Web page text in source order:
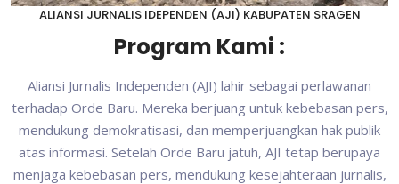
ALIANSI JURNALIS IDEPENDEN (AJI) KABUPATEN SRAGEN
Program Kami :
Aliansi Jurnalis Independen (AJI) lahir sebagai perlawanan
terhadap Orde Baru. Mereka berjuang untuk kebebasan pers,
mendukung demokratisasi, dan memperjuangkan hak publik
atas informasi. Setelah Orde Baru jatuh, AJI tetap berupaya
menjaga kebebasan pers, mendukung kesejahteraan jurnalis,